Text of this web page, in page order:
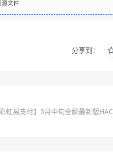
文件
分享到：
虹易支付】5月中旬全解最新版